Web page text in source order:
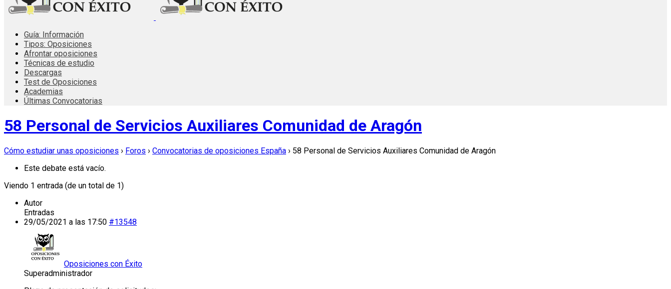
Guía: Información
Tipos: Oposiciones
Afrontar oposiciones
Técnicas de estudio
Descargas
Test de Oposiciones
Academias
Últimas Convocatorias
58 Personal de Servicios Auxiliares Comunidad de Aragón
Cómo estudiar unas oposiciones › Foros › Convocatorias de oposiciones España › 58 Personal de Servicios Auxiliares Comunidad de Aragón
Este debate está vacío.
Viendo 1 entrada (de un total de 1)
Autor
Entradas
29/05/2021 a las 17:50 #13548
Oposiciones con Éxito
Superadministrador